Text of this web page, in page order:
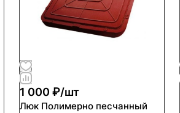
1 000 ₽/шт
Люк Полимерно песчанный